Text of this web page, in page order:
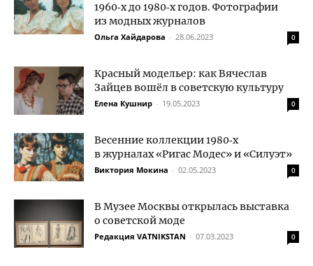
1960‑х до 1980‑х годов. Фотографии
из модных журналов
Ольга Хайдарова - 28.06.2023 0
Красный модельер: как Вячеслав
Зайцев вошёл в советскую культуру
Елена Кушнир - 19.05.2023 0
Весенние коллекции 1980‑х
в журналах «Ригас Модес» и «Силуэт»
Виктория Мокина - 02.05.2023 0
В Музее Москвы открылась выставка
о советской моде
Редакция VATNIKSTAN - 07.03.2023 0